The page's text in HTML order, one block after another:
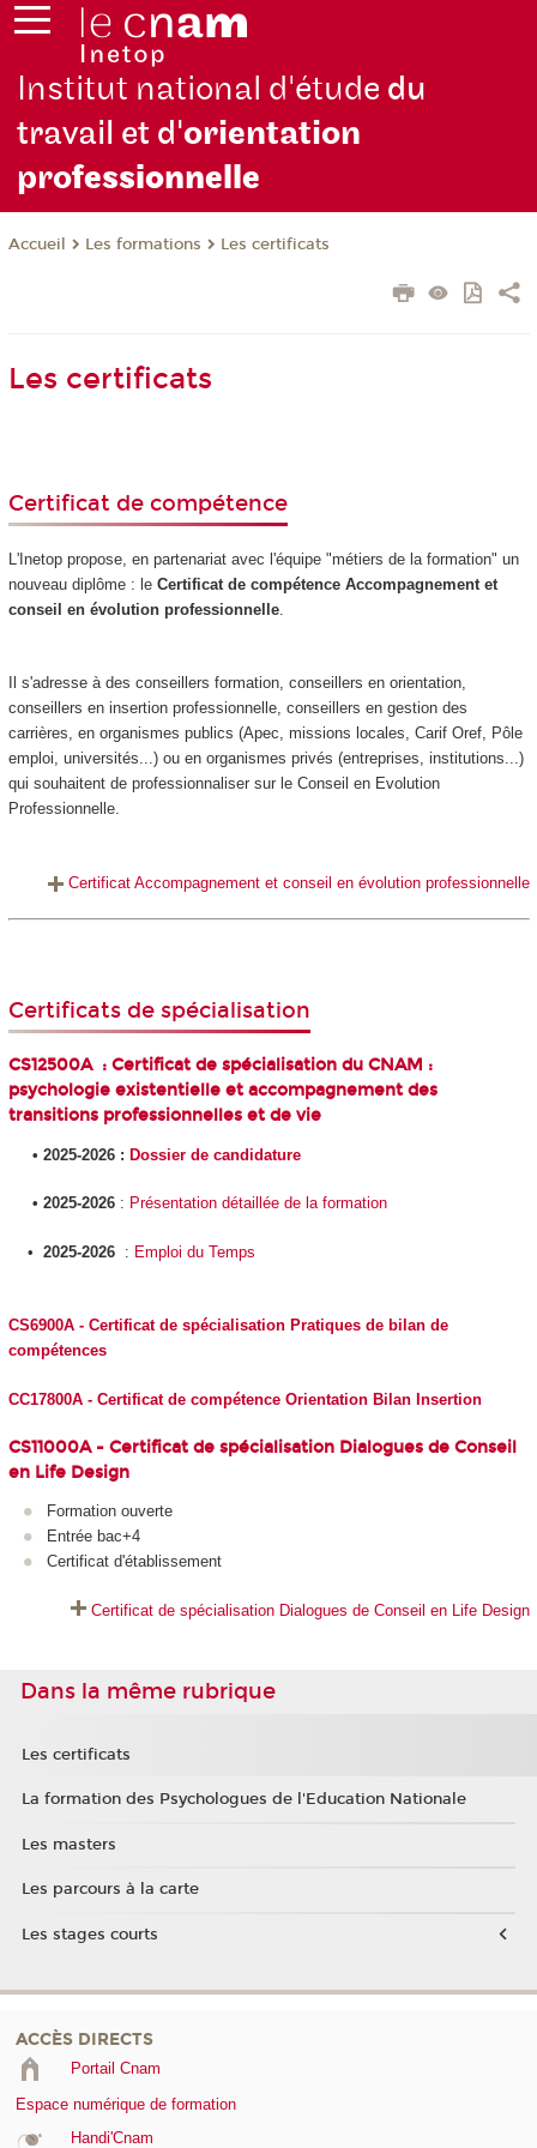
Institut national d'étude du
travail et d'orientation
professionnelle
Accueil Les formations Les certificats
Les certificats
Certificat de compétence
L'Inetop propose, en partenariat avec l'équipe "métiers de la formation" un
nouveau diplôme : le Certificat de compétence Accompagnement et
conseil en évolution professionnelle.
Il s'adresse à des conseillers formation, conseillers en orientation,
conseillers en insertion professionnelle, conseillers en gestion des
carrières, en organismes publics (Apec, missions locales, Carif Oref, Pôle
emploi, universités...) ou en organismes privés (entreprises, institutions...)
qui souhaitent de professionnaliser sur le Conseil en Evolution
Professionnelle.
Certificat Accompagnement et conseil en évolution professionnelle
Certificats de spécialisation
CS12500A : Certificat de spécialisation du CNAM :
psychologie existentielle et accompagnement des
transitions professionnelles et de vie
• 2025-2026 : Dossier de candidature
• 2025-2026: Présentation détaillée de la formation
• 2025-2026: Emploi du Temps
CS6900A - Certificat de spécialisation Pratiques de bilan de
compétences
CC17800A - Certificat de compétence Orientation Bilan Insertion
CS11000A - Certificat de spécialisation Dialogues de Conseil
en Life Design
Formation ouverte
Entrée bac+4
Certificat d'établissement
Certificat de spécialisation Dialogues de Conseil en Life Design
Dans la même rubrique
Les certificats
La formation des Psychologues de l'Education Nationale
Les masters
Les parcours à la carte
Les stages courts
ACCÈS DIRECTS
Portail Cnam
Espace numérique de formation
Handi'Cnam